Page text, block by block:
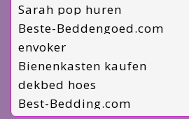
Sarah pop huren
Beste-Beddengoed.com
envoker
Bienenkasten kaufen
dekbed hoes
Best-Bedding.com